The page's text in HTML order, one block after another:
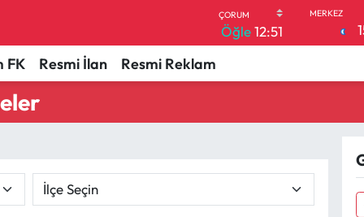
Öğle12:51
FK Resmi İlan Resmi Reklam